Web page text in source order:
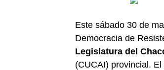
Este sábado 30 de
Democracia de
Legislatura del
(CUCAI) provincial.